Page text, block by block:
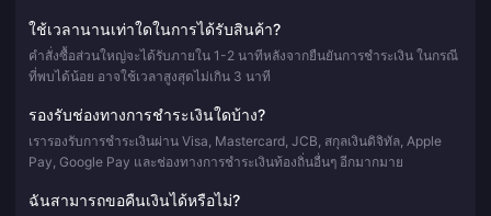
ใช้เวลานานเท่าใดในการได้รับสินค้า?
คำสั่งซื้อส่วนใหญ่จะได้รับภายใน 1-2 นาทีหลังจากยืนยันการชำระเงิน ในกรณี
ที่พบได้น้อย อาจใช้เวลาสูงสุดไม่เกิน 3 นาที
รองรับช่องทางการชำระเงินใดบ้าง?
เรารองรับการชำระเงินผ่าน Visa, Mastercard, JCB, สกุลเงินดิจิทัล, Apple
Pay, Google Pay และช่องทางการชำระเงินท้องถิ่นอื่นๆ อีกมากมาย
ฉันสามารถขอคืนเงินได้หรือไม่?